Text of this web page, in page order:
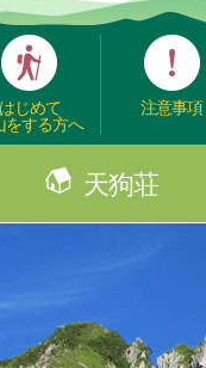
はじめて
をする方へ
注意事項
天狗荘